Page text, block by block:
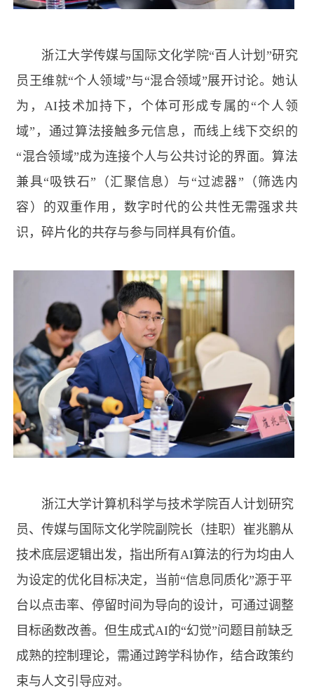
浙江大学传媒与国际文化学院“百人计划”研究
员王维就“个人领域”与“混合领域”展开讨论。她认
为， AI技术加持下，个体可形成专属的“个人领
域”，通过算法接触多元信息，而线上线下交织的
“混合领域”成为连接个人与公共讨论的界面。算法
兼具“吸铁石”（汇聚信息）与“过滤器”（筛选内
容）的双重作用，数字时代的公共性无需强求共
识，碎片化的共存与参与同样具有价值。
浙江大学计算机科学与技术学院百人计划研究
员、传媒与国际文化学院副院长（挂职）崔兆鹏从
技术底层逻辑出发，指出所有AI算法的行为均由人
为设定的优化目标决定，当前“信息同质化”源于平
台以点击率、停留时间为导向的设计，可通过调整
目标函数改善。但生成式AI的“幻觉”问题目前缺乏
成熟的控制理论，需通过跨学科协作，结合政策约
束与人文引导应对。